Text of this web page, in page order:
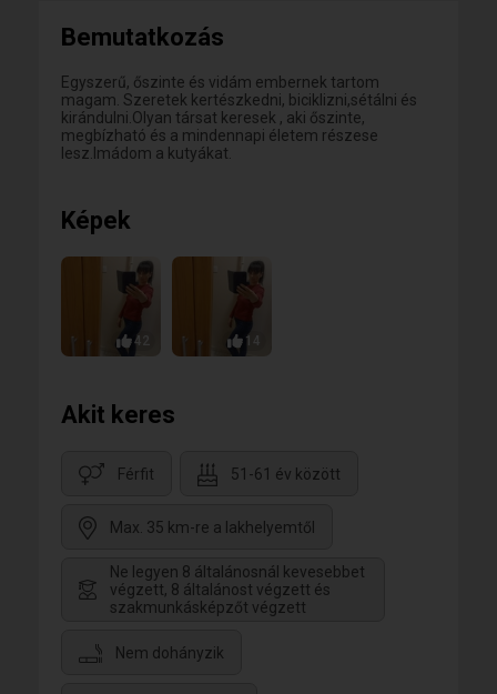
Bemutatkozás
Egyszerű, őszinte és vidám embernek tartom
magam. Szeretek kertészkedni, biciklizni,sétálni és
kirándulni.Olyan társat keresek , aki őszinte,
megbízható és a mindennapi életem részese
lesz.Imádom a kutyákat.
Képek
42 14
Akit keres
Férfit 51-61 év között
Max. 35 km-re a lakhelyemtől
Ne legyen 8 általánosnál kevesebbet
végzett, 8 általánost végzett és
szakmunkásképzőt végzett
Nem dohányzik